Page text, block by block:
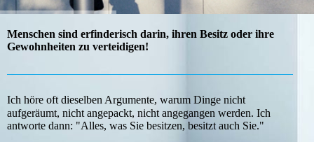
Menschen sind erfinderisch darin, ihren Besitz oder ihre
Gewohnheiten zu verteidigen!
Ich höre oft dieselben Argumente, warum Dinge nicht
aufgeräumt, nicht angepackt, nicht angegangen werden. Ich
antworte dann: "Alles, was Sie besitzen, besitzt auch Sie."